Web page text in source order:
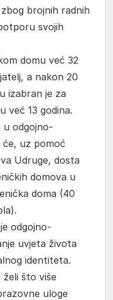
brojnih radnih
svojih
domu već 32
a nakon 20
izabran je za
već 13 godina.
u odgojno-
uz pomoć
Udruge, dosta
domova u
doma (40
odgojno-
uvjeta života
identiteta.
želi što više
uloge